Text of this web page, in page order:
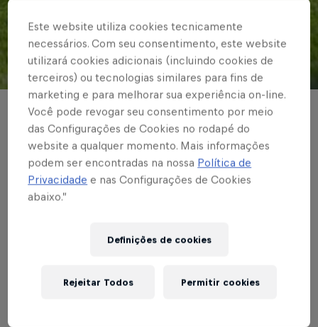
© Red Bull Bragantino
BASE MASCULINA
Braga busca um ponto
contra o Juventude,
fora de casa, pelo
Brasileirão Sub-20
Este website utiliza cookies tecnicamente
necessários. Com seu consentimento, este website
utilizará cookies adicionais (incluindo cookies de
terceiros) ou tecnologias similares para fins de
marketing e para melhorar sua experiência on-line.
Você pode revogar seu consentimento por meio
das Configurações de Cookies no rodapé do
website a qualquer momento. Mais informações
podem ser encontradas na nossa Política de
Privacidade e nas Configurações de Cookies
abaixo.”
Definições de cookies
Rejeitar Todos Permitir cookies